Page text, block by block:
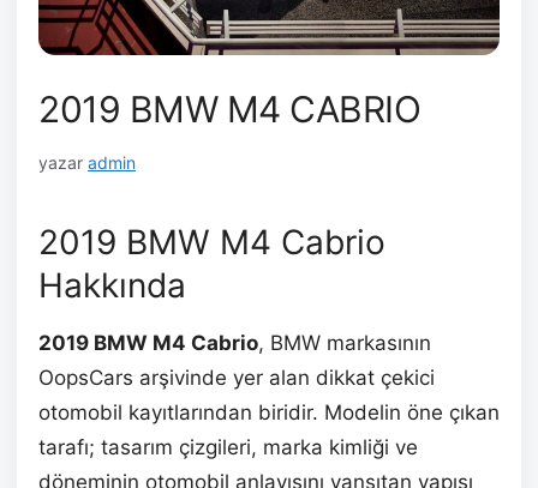
2019 BMW M4 CABRIO
yazar admin
2019 BMW M4 Cabrio
Hakkında
2019 BMW M4 Cabrio, BMW markasının
OopsCars arşivinde yer alan dikkat çekici
otomobil kayıtlarından biridir. Modelin öne çıkan
tarafı; tasarım çizgileri, marka kimliği ve
döneminin otomobil anlayışını yansıtan yapısı